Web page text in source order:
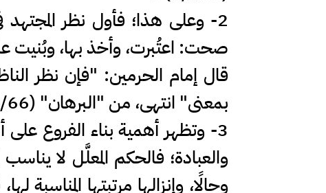
2- وعلى هذا؛ فأول نظر المجتهد
صحت: اعتُبرت، وأخذ بها، وبُنيت
قال إمام الحرمين: "فإن نظر
بمعنى" انتهى، من "البرهان" (2/66).
3- وتظهر أهمية بناء الفروع على
والعبادة؛ فالحكم المعلَّل لا
وحالًا، وإنزالها مرتبتها